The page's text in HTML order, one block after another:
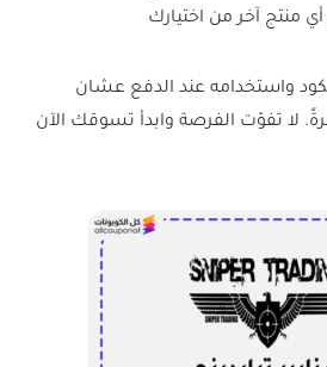
منتج آخر من اختيارك
واستخدامه عند الدفع عشان
لا تفوّت الفرصة وابدأ تسوقك الآن